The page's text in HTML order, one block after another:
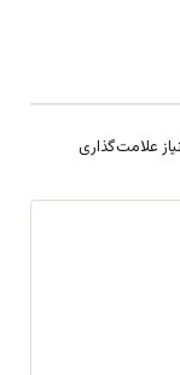
علامت‌گذاری